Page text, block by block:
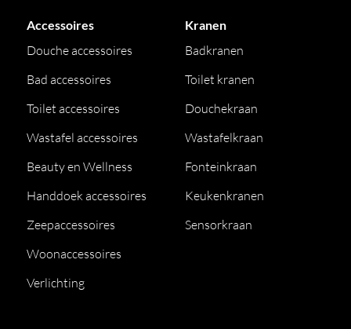
Accessoires
Douche accessoires
Bad accessoires
Toilet accessoires
Wastafel accessoires
Beauty en Wellness
Handdoek accessoires
Zeepaccessoires
Woonaccessoires
Verlichting
Kranen
Badkranen
Toilet kranen
Douchekraan
Wastafelkraan
Fonteinkraan
Keukenkranen
Sensorkraan